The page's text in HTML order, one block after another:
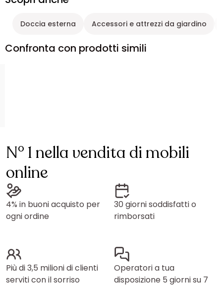
Doccia esterna Accessori e attrezzi da giardino
Confronta con prodotti simili
N° 1 nella vendita di mobili
online
4% in buoni acquisto per
ogni ordine
30 giorni soddisfatti o
rimborsati
Più di 3,5 milioni di clienti
serviti con il sorriso
Operatori a tua
disposizione 5 giorni su 7